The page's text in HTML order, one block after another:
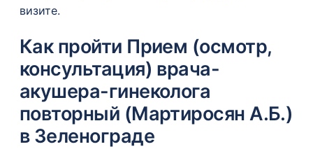
визите.
Как пройти Прием (осмотр,
консультация) врача-
акушера-гинеколога
повторный (Мартиросян А.Б.)
в Зеленограде